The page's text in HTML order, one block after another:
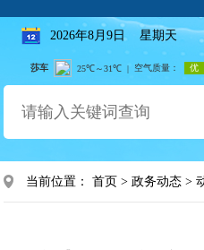
2026年8月9日 星期天
当前位置：首页 >政务动态 >